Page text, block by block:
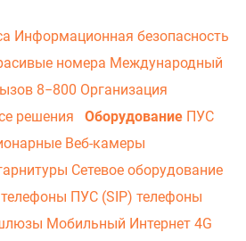
Информационная безопасность
номера Международный
8−800 Организация
решения Оборудование ПУС
Веб-камеры
Сетевое оборудование
ПУС (SIP) телефоны
Мобильный Интернет 4G